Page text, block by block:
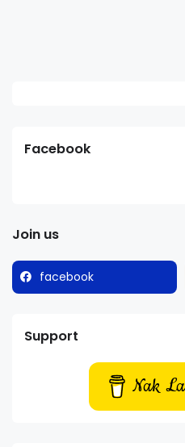
Facebook
Join us
facebook
Support
Nak